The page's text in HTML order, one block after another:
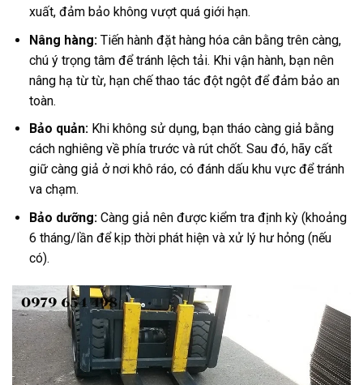
xuất, đảm bảo không vượt quá giới hạn.
Nâng hàng:Tiến hành đặt hàng hóa cân bằng trên càng,
chú ý trọng tâm để tránh lệch tải. Khi vận hành, bạn nên
nâng hạ từ từ, hạn chế thao tác đột ngột để đảm bảo an
toàn.
Bảo quản:Khi không sử dụng, bạn tháo càng giả bằng
cách nghiêng về phía trước và rút chốt. Sau đó, hãy cất
giữ càng giả ở nơi khô ráo, có đánh dấu khu vực để tránh
va chạm.
Bảo dưỡng:Càng giả nên được kiểm tra định kỳ (khoảng
6 tháng/lần để kịp thời phát hiện và xử lý hư hỏng (nếu
có).